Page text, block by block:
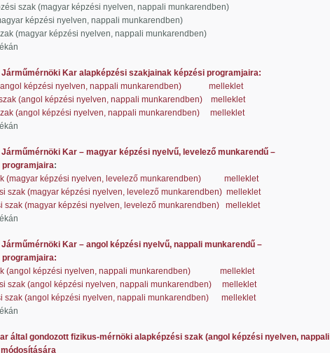
szak (magyar képzési nyelven, nappali munkarendben)
képzési nyelven, nappali munkarendben)
(magyar képzési nyelven, nappali munkarendben)
Kar alapképzési szakjainak képzési programjaira:
képzési nyelven, nappali munkarendben)
melleklet
(angol képzési nyelven, nappali munkarendben)
melleklet
(angol képzési nyelven, nappali munkarendben)
melleklet
Kar – magyar képzési nyelvű, levelező munkarendű –
:
(magyar képzési nyelven, levelező munkarendben)
melleklet
szak (magyar képzési nyelven, levelező munkarendben) melleklet
szak (magyar képzési nyelven, levelező munkarendben)
melleklet
Kar – angol képzési nyelvű, nappali munkarendű –
(angol képzési nyelven, nappali munkarendben)
melleklet
szak (angol képzési nyelven, nappali munkarendben)
melleklet
szak (angol képzési nyelven, nappali munkarendben)
melleklet
által gondozott fizikus-mérnöki alapképzési szak (angol képzési nyelven, nappali